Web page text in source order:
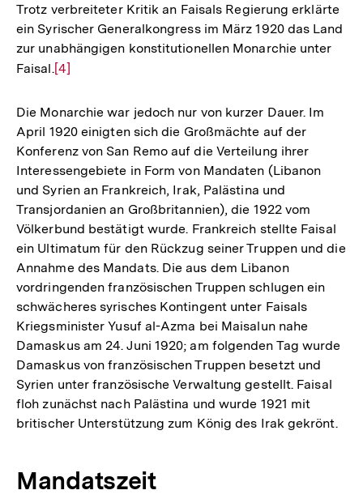
Trotz verbreiteter Kritik an Faisals Regierung erklärte
ein Syrischer Generalkongress im März 1920 das Land
zur unabhängigen konstitutionellen Monarchie unter
Faisal.Zur
der
Fußnote
[4]
Die Monarchie war jedoch nur von kurzer Dauer. Im
April 1920 einigten sich die Großmächte auf der
Konferenz von San Remo auf die Verteilung ihrer
Interessengebiete in Form von Mandaten (Libanon
und Syrien an Frankreich, Irak, Palästina und
Transjordanien an Großbritannien), die 1922 vom
Völkerbund bestätigt wurde. Frankreich stellte Faisal
ein Ultimatum für den Rückzug seiner Truppen und die
Annahme des Mandats. Die aus dem Libanon
vordringenden französischen Truppen schlugen ein
schwächeres syrisches Kontingent unter Faisals
Kriegsminister Yusuf al-Azma bei Maisalun nahe
Damaskus am 24. Juni 1920; am folgenden Tag wurde
Damaskus von französischen Truppen besetzt und
Syrien unter französische Verwaltung gestellt. Faisal
floh zunächst nach Palästina und wurde 1921 mit
britischer Unterstützung zum König des Irak gekrönt.
Mandatszeit